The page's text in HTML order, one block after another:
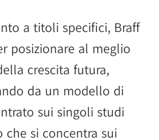
a titoli specifici, Braff
posizionare al meglio
crescita futura,
da un modello di
sui singoli studi
si concentra sui